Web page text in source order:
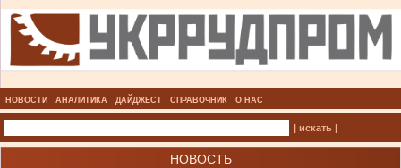
НОВОСТИ АНАЛИТИКА ДАЙДЖЕСТ СПРАВОЧНИК О НАС
| искать |
НОВОСТЬ